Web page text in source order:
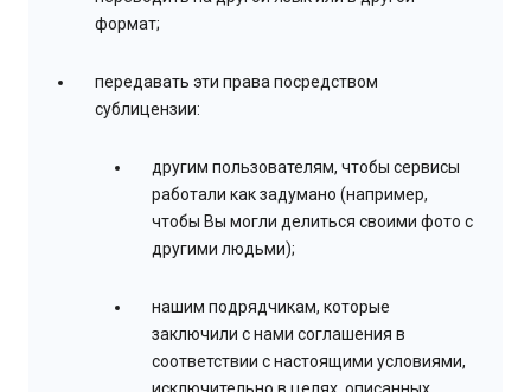
формат;
передавать эти права посредством
сублицензии:
другим пользователям, чтобы сервисы
работали как задумано (например,
чтобы Вы могли делиться своими фото с
другими людьми);
нашим подрядчикам, которые
заключили с нами соглашения в
соответствии с настоящими условиями,